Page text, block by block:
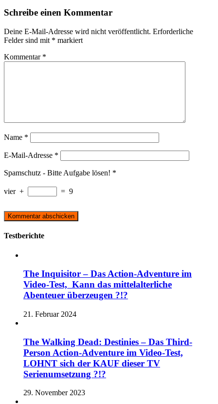
Schreibe einen Kommentar
Deine E-Mail-Adresse wird nicht veröffentlicht. Erforderliche
Felder sind mit * markiert
Kommentar *
Name *
E-Mail-Adresse *
Spamschutz - Bitte Aufgabe lösen! *
vier + = 9
Testberichte
The Inquisitor – Das Action-Adventure im
Video-Test, Kann das mittelalterliche
Abenteuer überzeugen ?!?
21. Februar 2024
The Walking Dead: Destinies – Das Third-
Person Action-Adventure im Video-Test,
LOHNT sich der KAUF dieser TV
Serienumsetzung ?!?
29. November 2023